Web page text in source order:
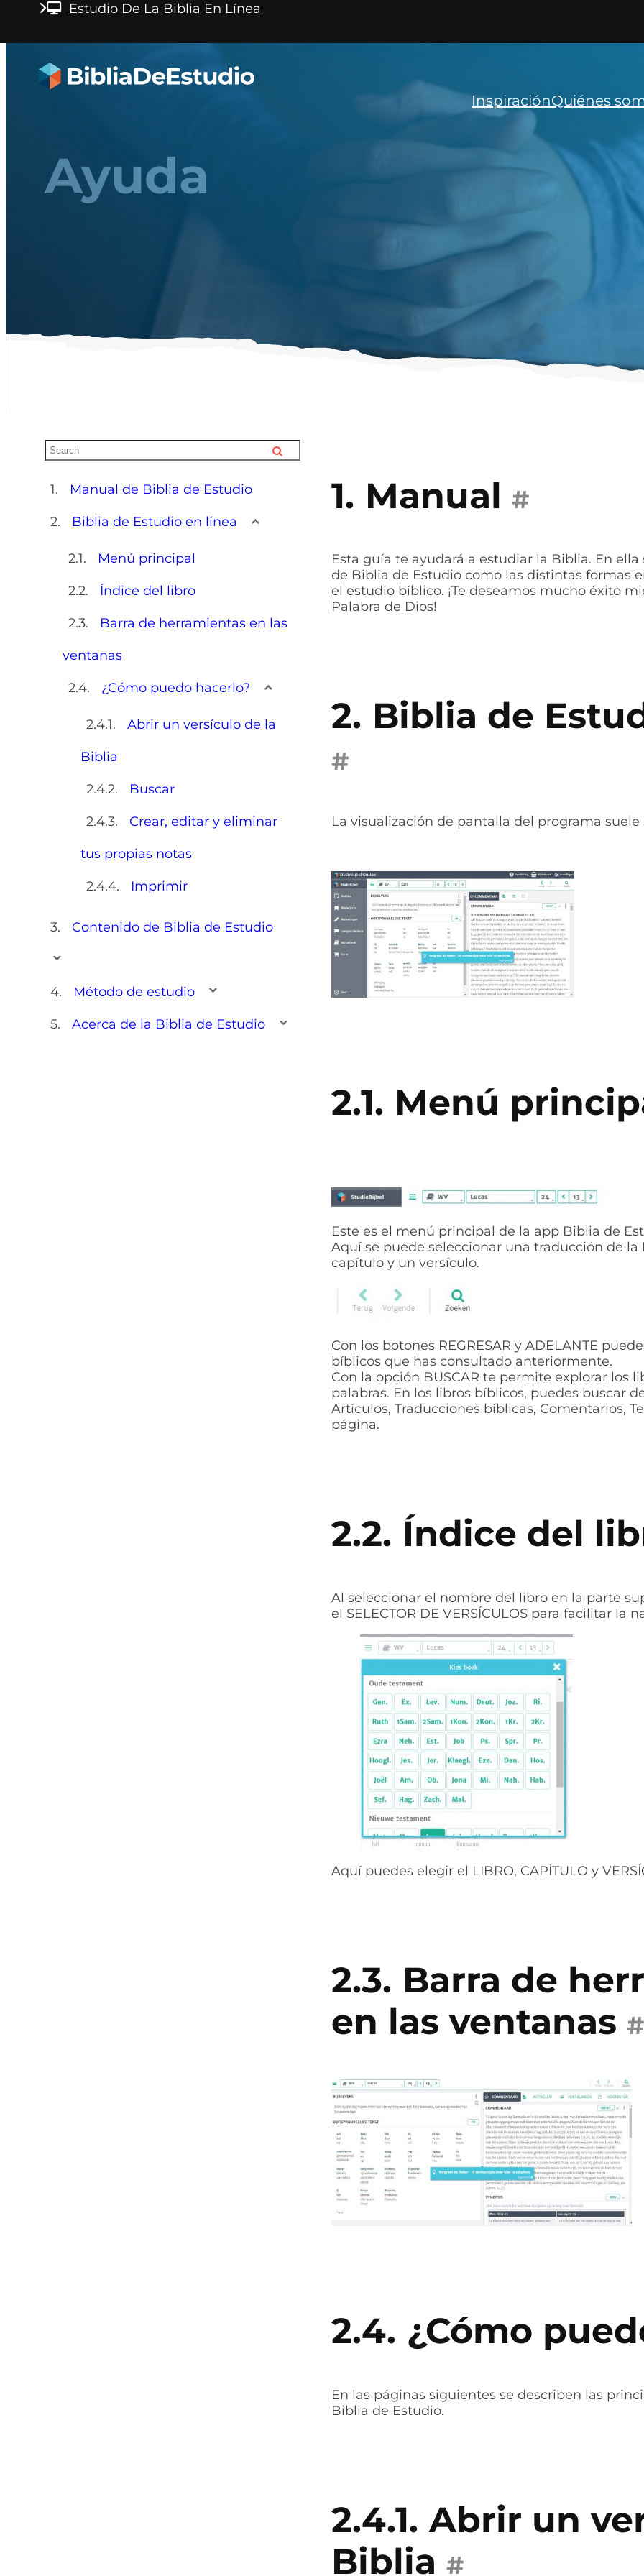
Saltar al contenido principal Saltar al pie de página
Estudio De La Biblia En Línea
InspiraciónQuiénes
Ayuda
Manual de Biblia de Estudio
Biblia de Estudio en línea
Menú principal
Índice del libro
Barra de herramientas en las
ventanas
¿Cómo puedo hacerlo?
Abrir un versículo de la
Biblia
Buscar
Crear, editar y eliminar
tus propias notas
Imprimir
Contenido de Biblia de Estudio
Método de estudio
Acerca de la Biblia de Estudio
1. Manual #
Esta guía te ayudará a estudiar la Biblia. En
de Biblia de Estudio como las distintas formas
el estudio bíblico. ¡Te deseamos mucho éxito
Palabra de Dios!
2. Biblia de
#
La visualización de pantalla del programa suele
2.1. Menú
Este es el menú principal de la app Biblia de
Aquí se puede seleccionar una traducción de
capítulo y un versículo.
Con los botones REGRESAR y ADELANTE
bíblicos que has consultado anteriormente.
Con la opción BUSCAR te permite explorar los
palabras. En los libros bíblicos, puedes buscar
Artículos, Traducciones bíblicas, Comentarios,
página.
2.2. Índice del
Al seleccionar el nombre del libro en la parte
el SELECTOR DE VERSÍCULOS para facilitar la
Aquí puedes elegir el LIBRO, CAPÍTULO y
2.3. Barra de
en las ventanas #
2.4. ¿Cómo
En las páginas siguientes se describen las
Biblia de Estudio.
2.4.1. Abrir un
Biblia #